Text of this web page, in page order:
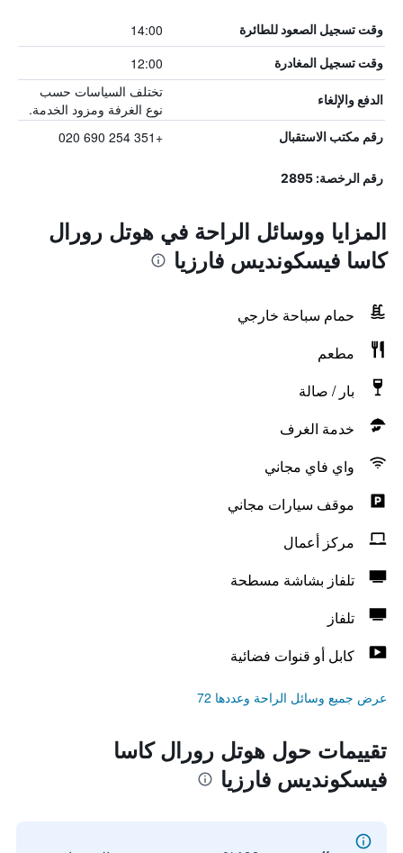
وقت تسجيل الصعود للطائرة 14:00
وقت تسجيل المغادرة 12:00
الدفع والإلغاء
تختلف السياسات حسب
نوع الغرفة ومزود الخدمة.
رقم مكتب الاستقبال +351 254 690 020
رقم الرخصة: 2895
المزايا ووسائل الراحة في هوتل رورال
كاسا فيسكونديس فارزيا
حمام سباحة خارجي
مطعم
بار / صالة
خدمة الغرف
واي فاي مجاني
موقف سيارات مجاني
مركز أعمال
تلفاز بشاشة مسطحة
تلفاز
كابل أو قنوات فضائية
عرض جميع وسائل الراحة وعددها 72
تقييمات حول هوتل رورال كاسا
فيسكونديس فارزيا